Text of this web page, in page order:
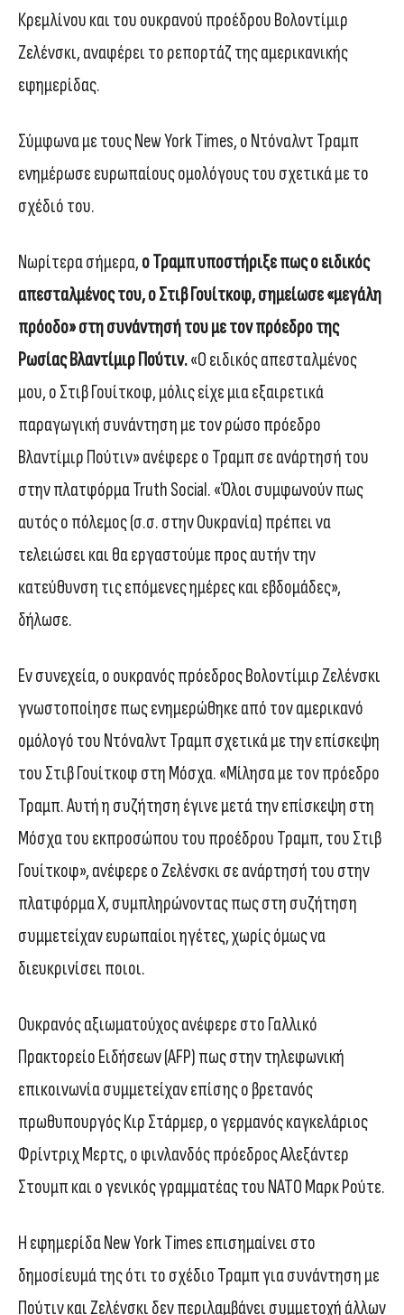
Κρεμλίνου και του ουκρανού προέδρου Βολοντίμιρ
Ζελένσκι, αναφέρει το ρεπορτάζ της αμερικανικής
εφημερίδας.
Σύμφωνα με τους New York Times, ο Ντόναλντ Τραμπ
ενημέρωσε ευρωπαίους ομολόγους του σχετικά με το
σχέδιό του.
Νωρίτερα σήμερα, ο Τραμπ υποστήριξε πως ο ειδικός
απεσταλμένος του, ο Στιβ Γουίτκοφ, σημείωσε «μεγάλη
πρόοδο» στη συνάντησή του με τον πρόεδρο της
Ρωσίας Βλαντίμιρ Πούτιν.«Ο ειδικός απεσταλμένος
μου, ο Στιβ Γουίτκοφ, μόλις είχε μια εξαιρετικά
παραγωγική συνάντηση με τον ρώσο πρόεδρο
Βλαντίμιρ Πούτιν» ανέφερε ο Τραμπ σε ανάρτησή του
στην πλατφόρμα Truth Social. «Όλοι συμφωνούν πως
αυτός ο πόλεμος (σ.σ. στην Ουκρανία) πρέπει να
τελειώσει και θα εργαστούμε προς αυτήν την
κατεύθυνση τις επόμενες ημέρες και εβδομάδες»,
δήλωσε.
Εν συνεχεία, ο ουκρανός πρόεδρος Βολοντίμιρ Ζελένσκι
γνωστοποίησε πως ενημερώθηκε από τον αμερικανό
ομόλογό του Ντόναλντ Τραμπ σχετικά με την επίσκεψη
του Στιβ Γουίτκοφ στη Μόσχα. «Μίλησα με τον πρόεδρο
Τραμπ. Αυτή η συζήτηση έγινε μετά την επίσκεψη στη
Μόσχα του εκπροσώπου του προέδρου Τραμπ, του Στιβ
Γουίτκοφ», ανέφερε ο Ζελένσκι σε ανάρτησή του στην
πλατφόρμα Χ, συμπληρώνοντας πως στη συζήτηση
συμμετείχαν ευρωπαίοι ηγέτες, χωρίς όμως να
διευκρινίσει ποιοι.
Ουκρανός αξιωματούχος ανέφερε στο Γαλλικό
Πρακτορείο Ειδήσεων (AFP) πως στην τηλεφωνική
επικοινωνία συμμετείχαν επίσης ο βρετανός
πρωθυπουργός Κιρ Στάρμερ, ο γερμανός καγκελάριος
Φρίντριχ Μερτς, ο φινλανδός πρόεδρος Αλεξάντερ
Στουμπ και ο γενικός γραμματέας του ΝΑΤΟ Μαρκ Ρούτε.
Η εφημερίδα New York Times επισημαίνει στο
δημοσίευμά της ότι το σχέδιο Τραμπ για συνάντηση με
Πούτιν και Ζελένσκι δεν περιλαμβάνει συμμετοχή άλλων